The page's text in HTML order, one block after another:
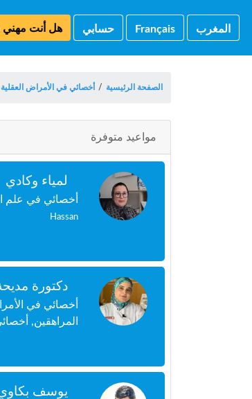
هل أنت حسابي Français المغرب
الصفحة الرئيسية / أخصائي في الأمراض
مواعيد متوفرة
لمياء وكادي
أخصائي في علم
Hassan
دكتورة
أخصائي في
المراهقين,
يوسف